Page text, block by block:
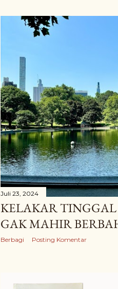
Juli 23, 2024
KELAKAR
GAK MAHIR
Berbagi Posting Komentar